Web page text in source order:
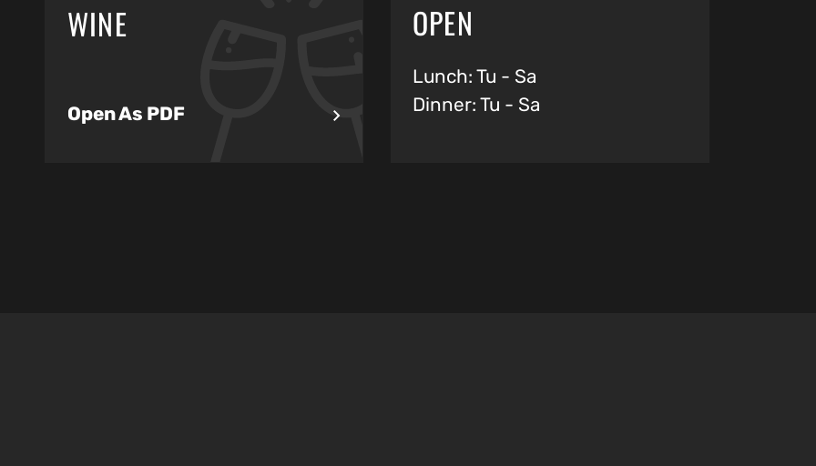
WINE
Open As PDF
OPEN
Lunch: Tu - Sa
Dinner: Tu - Sa